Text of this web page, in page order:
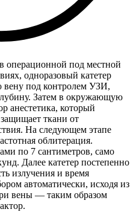
операционной под местной
одноразовый катетер
вену под контролем УЗИ,
Затем в окружающую
анестетика, который
ткани от
На следующем этапе
облитерация.
по 7 сантиметров, само
Далее катетер постепенно
излучения и время
автоматически, исходя из
вены — таким образом